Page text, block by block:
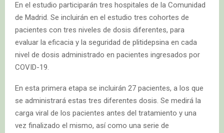
En el estudio participarán tres hospitales de la Comunidad
de Madrid. Se incluirán en el estudio tres cohortes de
pacientes con tres niveles de dosis diferentes, para
evaluar la eficacia y la seguridad de plitidepsina en cada
nivel de dosis administrado en pacientes ingresados por
COVID-19.
En esta primera etapa se incluirán 27 pacientes, a los que
se administrará estas tres diferentes dosis. Se medirá la
carga viral de los pacientes antes del tratamiento y una
vez finalizado el mismo, así como una serie de